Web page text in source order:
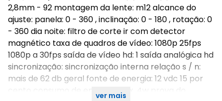
2,8mm - 92 montagem da lente: m12 alcance do
ajuste: panela: 0 - 360 , inclinação: 0 - 180 , rotação: 0
- 360 dia noite: filtro de corte ir com detector
magnético taxa de quadros de vídeo: 1080p 25fps
1080p a 30fps saída de vídeo hd: 1 saída analógica hd
sincronização: sincronização interna relação s / n:
mais de 62 db geral fonte de energia: 12 vdc 15 por
cento consumo de energia: max. 4w prova do
ver mais